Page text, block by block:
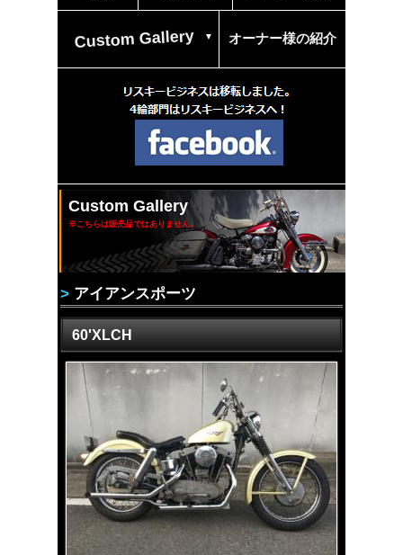
Custom Gallery オーナー様の紹介
Custom Gallery
※こちらは販売品ではありません。
> アイアンスポーツ
60'XLCH